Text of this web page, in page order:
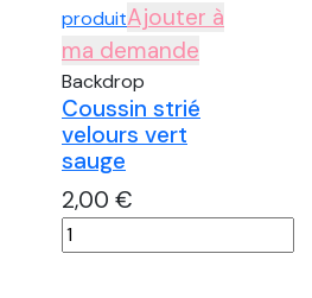
produitAjouter à
ma demande
Backdrop
Coussin strié
velours vert
sauge
2,00 €
quantité
de